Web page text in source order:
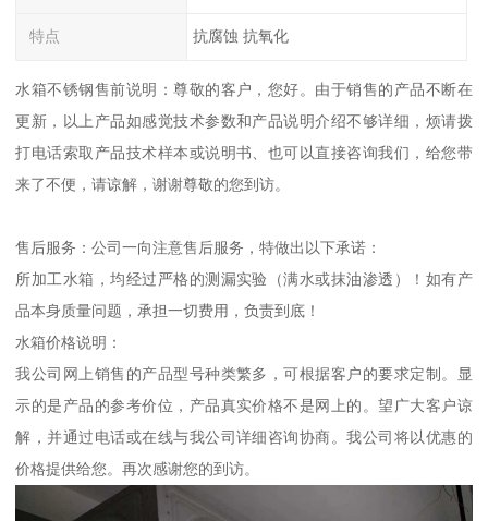
特点 抗腐蚀 抗氧化
水箱不锈钢售前说明：尊敬的客户，您好。由于销售的产品不断在
更新，以上产品如感觉技术参数和产品说明介绍不够详细，烦请拨
打电话索取产品技术样本或说明书、也可以直接咨询我们，给您带
来了不便，请谅解，谢谢尊敬的您到访。
售后服务：公司一向注意售后服务，特做出以下承诺：
所加工水箱，均经过严格的测漏实验（满水或抹油渗透）！如有产
品本身质量问题，承担一切费用，负责到底！
水箱价格说明：
我公司网上销售的产品型号种类繁多，可根据客户的要求定制。显
示的是产品的参考价位，产品真实价格不是网上的。望广大客户谅
解，并通过电话或在线与我公司详细咨询协商。我公司将以优惠的
价格提供给您。再次感谢您的到访。